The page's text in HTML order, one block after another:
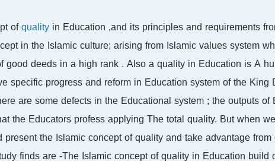
ofqualityin Education ,and its principles and requirements
in the Islamic culture; arising from Islamic values system
good deeds in a high rank . Also a quality in Education is A
specific progress and reform in Education system of the
are some defects in the Educational system ; the outputs of
the Educators profess applying The total quality. But when
the Islamic concept of quality and take advantage
finds are -The Islamic concept of quality in Education build